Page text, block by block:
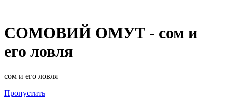
СОМОВИЙ ОМУТ - сом и
его ловля
сом и его ловля
Пропустить